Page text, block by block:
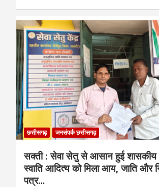
छत्तीसगढ़ जनसंपर्क छत्तीसगढ़
सक्ती : सेवा सेतु से आसान हुई शासकीय
स्वाति आदित्य को मिला आय, जाति और
पत्र…